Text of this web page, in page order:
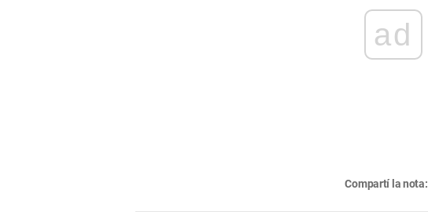
ad
Compartí la nota: